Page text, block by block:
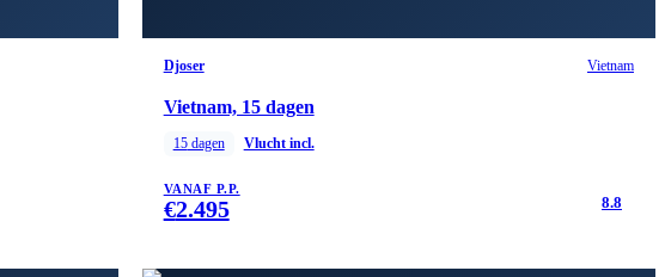
Djoser Vietnam
Vietnam, 15 dagen
15dagen Vlucht incl.
VANAF P.P.
€2.495 8.8